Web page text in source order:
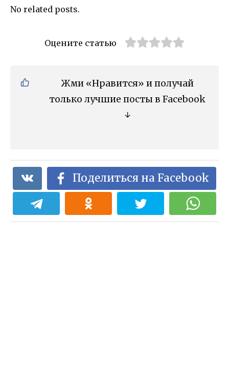
No related posts.
Оцените статью
Жми «Нравится» и получай
только лучшие посты в Facebook
↓
Поделиться на Facebook